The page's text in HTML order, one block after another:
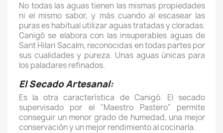
No todas las aguas tienen las mismas propiedades
ni el mismo sabor, y más cuando al escasear las
puras es habitual utilizar aguas tratadas y cloradas.
Canigó se elabora con las insuperables aguas de
Sant Hilari Sacalm, reconocidas en todas partes por
sus cualidades y pureza. Unas aguas únicas para
los paladares refinados.
El Secado Artesanal:
Es la otra característica de Canigó. El secado
supervisado por el "Maestro Pastero" permite
conseguir un menor grado de humedad, una mejor
conservación y un mejor rendimiento al cocinarla.